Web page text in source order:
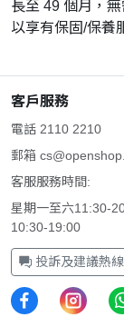
長至 49 個月，
以享有保固/保養
客戶服務
電話 2110 2210
郵箱
客服服務時間:
星期一至六11:30-
10:30-19:00
投訴及建議熱線